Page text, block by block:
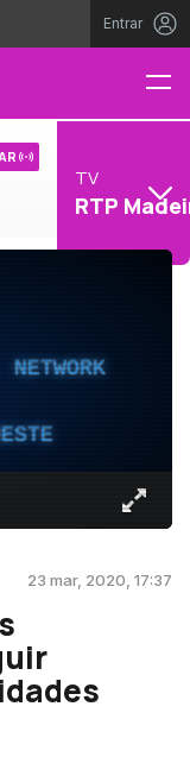
Entrar
TV
RTP
23 mar, 2020, 17:37